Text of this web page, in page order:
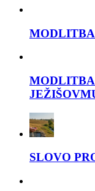
SLOVO